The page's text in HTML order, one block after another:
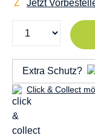
Jetzt
Extra Schutz?
Click & Collect